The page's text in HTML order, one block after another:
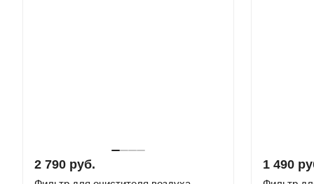
2 790 руб. 1 490